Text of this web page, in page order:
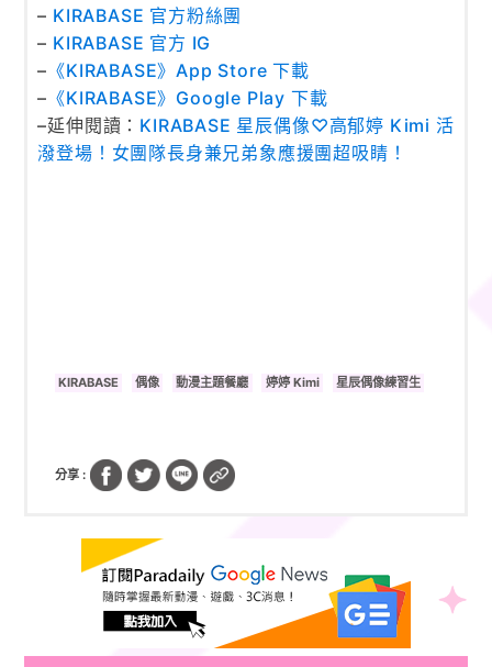
– KIRABASE 官方粉絲團
– KIRABASE 官方 IG
– 《KIRABASE》App Store 下載
– 《KIRABASE》Google Play 下載
–延伸閱讀： KIRABASE 星辰偶像♡高郁婷 Kimi 活
潑登場！女團隊長身兼兄弟象應援團超吸睛！
KIRABASE 偶像 動漫主題餐廳 婷婷 Kimi 星辰偶像練習生
分享 :